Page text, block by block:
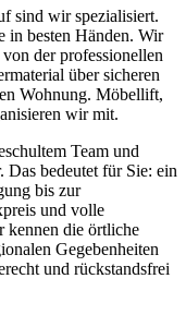
sind wir spezialisiert.
in besten Händen. Wir
der professionellen
über sicheren
Wohnung. Möbellift,
wir mit.
Team und
Das bedeutet für Sie: ein
bis zur
und volle
kennen die örtliche
Gegebenheiten
und rückstandsfrei